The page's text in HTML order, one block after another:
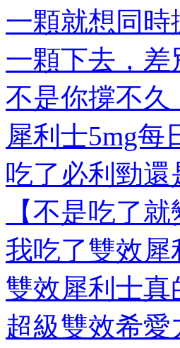
一顆就想同
一顆下去，
不是你撐不久
犀利士5mg每
吃了必利勁
【不是吃了
我吃了雙效犀
雙效犀利士
超級雙效希